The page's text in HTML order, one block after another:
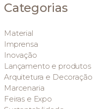
Categorias
Material
Imprensa
Inovação
Lançamento e produtos
Arquitetura e Decoração
Marcenaria
Feiras e Expo